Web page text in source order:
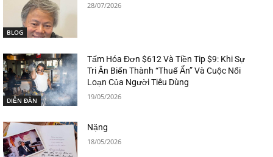
BLOG
28/07/2026
DIỄN ĐÀN
Tấm Hóa Đơn $612 Và Tiền Tip $9: Khi Sự
Tri Ân Biến Thành “Thuế Ẩn” Và Cuộc Nổi
Loạn Của Người Tiêu Dùng
19/05/2026
Nặng
18/05/2026